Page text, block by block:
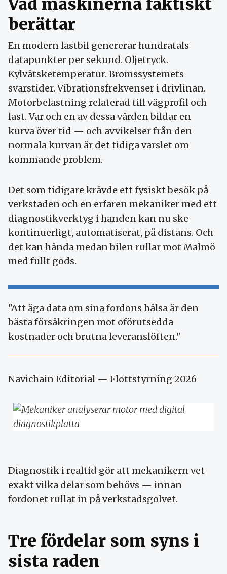
berättar
En modern lastbil genererar hundratals
datapunkter per sekund. Oljetryck.
Kylvätsketemperatur. Bromssystemets
svarstider. Vibrationsfrekvenser i drivlinan.
Motorbelastning relaterad till vägprofil och
last. Var och en av dessa värden bildar en
kurva över tid — och avvikelser från den
normala kurvan är det tidiga varslet om
kommande problem.
Det som tidigare krävde ett fysiskt besök på
verkstaden och en erfaren mekaniker med ett
diagnostikverktyg i handen kan nu ske
kontinuerligt, automatiserat, på distans. Och
det kan hända medan bilen rullar mot Malmö
med fullt gods.
"Att äga data om sina fordons hälsa är den
bästa försäkringen mot oförutsedda
kostnader och brutna leveranslöften."
Navichain Editorial — Flottstyrning 2026
Diagnostik i realtid gör att mekanikern vet
exakt vilka delar som behövs — innan
fordonet rullat in på verkstadsgolvet.
Tre fördelar som syns i
sista raden